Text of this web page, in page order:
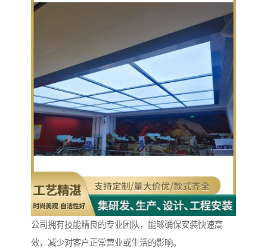
公司拥有技能精良的专业团队，能够确保安装快速高
效，减少对客户正常营业或生活的影响。